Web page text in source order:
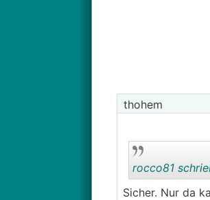
thohem
rocco81
Sicher. Nur da